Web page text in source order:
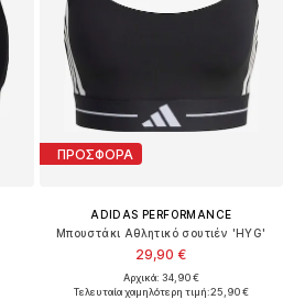
ΠΡΟΣΦΟΡΑ
ADIDAS PERFORMANCE
Μπουστάκι Αθλητικό σουτιέν 'HYG'
29,90 €
Αρχικά: 34,90 €
Τελευταία χαμηλότερη τιμή:25,90 €